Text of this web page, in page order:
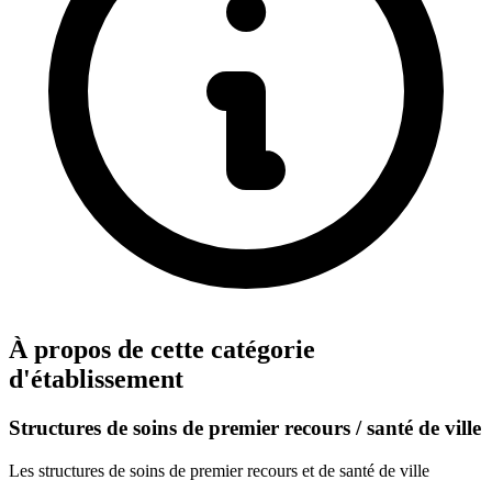
À propos de cette catégorie
d'établissement
Structures de soins de premier recours / santé de ville
Les structures de soins de premier recours et de santé de ville